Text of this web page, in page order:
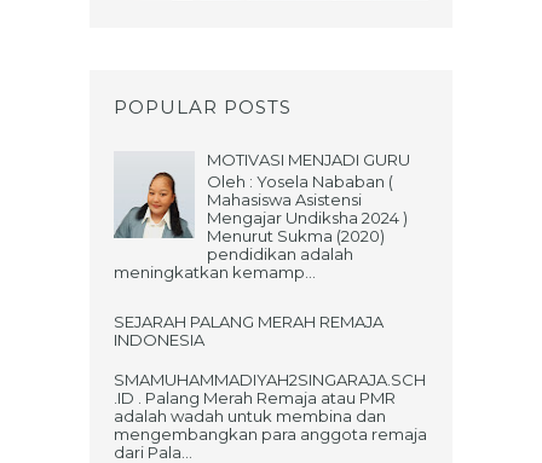
POPULAR POSTS
MOTIVASI MENJADI GURU
Oleh : Yosela Nababan (
Mahasiswa Asistensi
Mengajar Undiksha 2024 )
Menurut Sukma (2020)
pendidikan adalah
meningkatkan kemamp...
SEJARAH PALANG MERAH REMAJA
INDONESIA
SMAMUHAMMADIYAH2SINGARAJA.SCH
.ID . Palang Merah Remaja atau PMR
adalah wadah untuk membina dan
mengembangkan para anggota remaja
dari Pala...